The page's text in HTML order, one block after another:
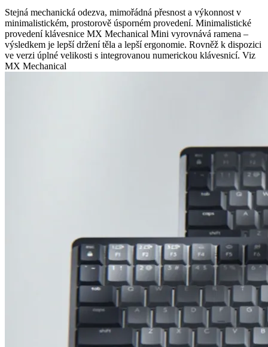
Stejná mechanická odezva, mimořádná přesnost a výkonnost v
minimalistickém, prostorově úsporném provedení. Minimalistické
provedení klávesnice MX Mechanical Mini vyrovnává ramena –
výsledkem je lepší držení těla a lepší ergonomie. Rovněž k dispozici
ve verzi úplné velikosti s integrovanou numerickou klávesnicí. Viz
MX Mechanical